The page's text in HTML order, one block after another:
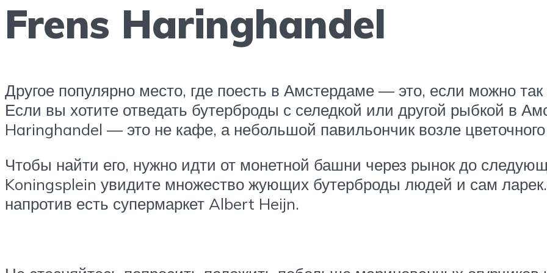
Frens Haringhandel
Другое популярно место, где поесть в Амстердаме — это, если можно
Если вы хотите отведать бутерброды с селедкой или другой рыбкой в
Haringhandel — это не кафе, а небольшой павильончик возле
Чтобы найти его, нужно идти от монетной башни через рынок до
Koningsplein увидите множество жующих бутерброды людей и сам
напротив есть супермаркет Albert Heijn.